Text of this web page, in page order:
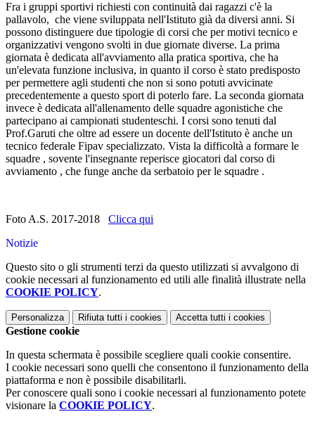
Fra i gruppi sportivi richiesti con continuità dai ragazzi c'è la
pallavolo, che viene sviluppata nell'Istituto già da diversi anni. Si
possono distinguere due tipologie di corsi che per motivi tecnico e
organizzativi vengono svolti in due giornate diverse. La prima
giornata è dedicata all'avviamento alla pratica sportiva, che ha
un'elevata funzione inclusiva, in quanto il corso è stato predisposto
per permettere agli studenti che non si sono potuti avvicinate
precedentemente a questo sport di poterlo fare. La seconda giornata
invece è dedicata all'allenamento delle squadre agonistiche che
partecipano ai campionati studenteschi. I corsi sono tenuti dal
Prof.Garuti che oltre ad essere un docente dell'Istituto è anche un
tecnico federale Fipav specializzato. Vista la difficoltà a formare le
squadre , sovente l'insegnante reperisce giocatori dal corso di
avviamento , che funge anche da serbatoio per le squadre .
Foto A.S. 2017-2018 Clicca qui
Notizie
Questo sito o gli strumenti terzi da questo utilizzati si avvalgono di
cookie necessari al funzionamento ed utili alle finalità illustrate nella
COOKIE POLICY.
Personalizza Rifiuta tutti i cookies Accetta tutti i cookies
Gestione cookie
In questa schermata è possibile scegliere quali cookie consentire.
I cookie necessari sono quelli che consentono il funzionamento della
piattaforma e non è possibile disabilitarli.
Per conoscere quali sono i cookie necessari al funzionamento potete
visionare la COOKIE POLICY.